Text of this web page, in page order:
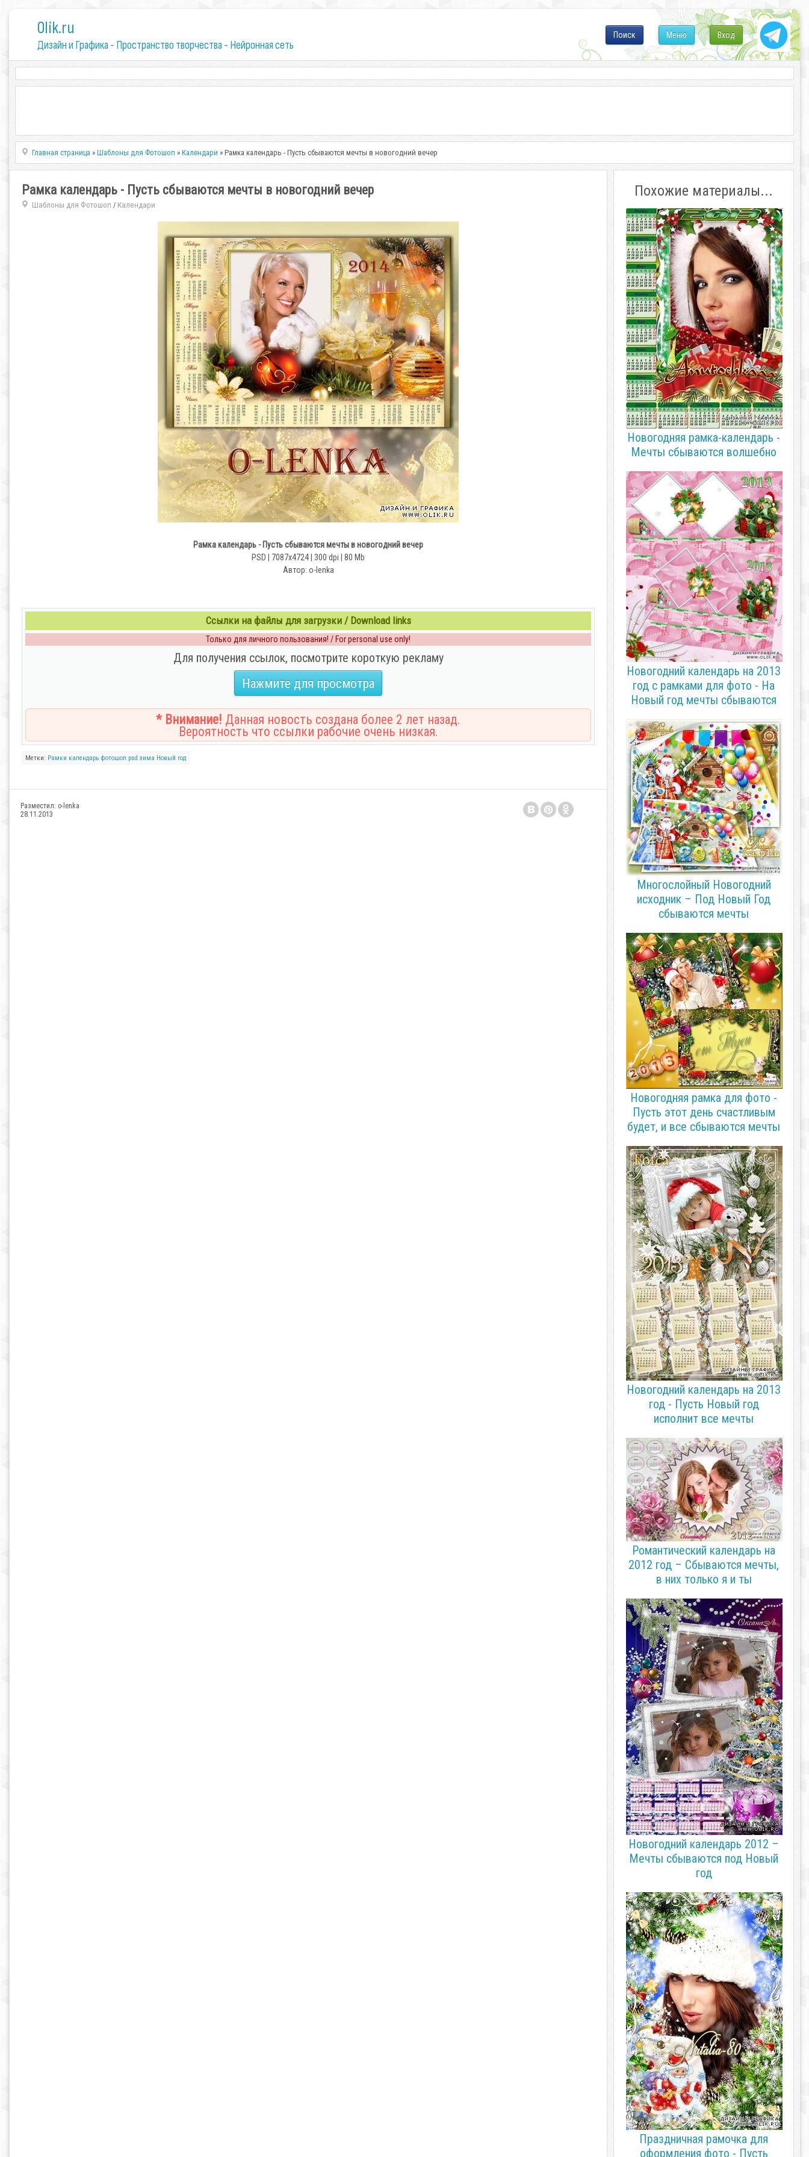
0lik.ru
Дизайн и Графика - Пространство творчества - Нейронная сеть
Вход
Меню
Поиск
Главная страница »Шаблоны для Фотошоп »Календари » Рамка календарь - Пусть сбываются мечты в новогодний вечер
Рамка календарь - Пусть сбываются мечты в новогодний вечер
Шаблоны для Фотошоп / Календари
Рамка календарь - Пусть сбываются мечты в новогодний вечер
PSD | 7087х4724 | 300 dpi | 80 Mb
Автор: o-lenka
Ссылки на файлы для загрузки / Download links
Только для личного пользования! / For personal use only!
Для получения ссылок, посмотрите короткую рекламу
Нажмите для просмотра
* Внимание! Данная новость создана более 2 лет назад.
Вероятность что ссылки рабочие очень низкая.
Метки: Рамки календарь фотошоп psd зима Новый год
Разместил: o-lenka
28.11.2013
Похожие материалы...
Новогодняя рамка-календарь -
Мечты сбываются волшебно
Новогодний календарь на 2013
год с рамками для фото - На
Новый год мечты сбываются
Многослойный Новогодний
исходник – Под Новый Год
сбываются мечты
Новогодняя рамка для фото -
Пусть этот день счастливым
будет, и все сбываются мечты
Новогодний календарь на 2013
год - Пусть Новый год
исполнит все мечты
Романтический календарь на
2012 год – Сбываются мечты,
в них только я и ты
Новогодний календарь 2012 –
Мечты сбываются под Новый
год
Праздничная рамочка для
оформления фото - Пусть